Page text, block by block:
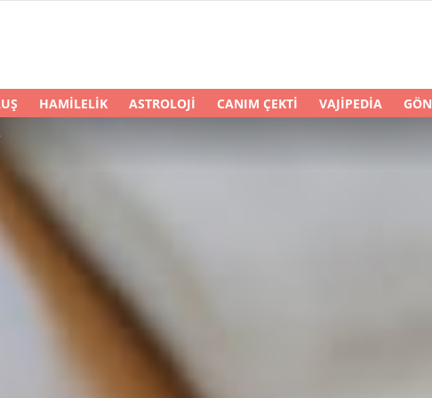
HAMILELIK ASTROLOJI CANIM ÇEKTI VAJIPEDIA